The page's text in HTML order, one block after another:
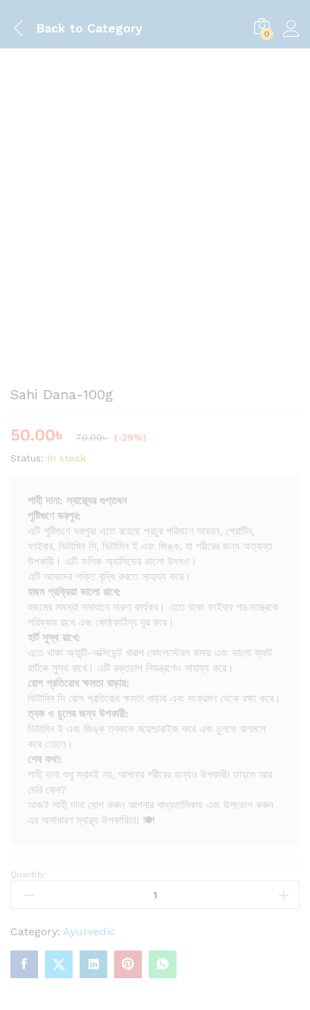
Back to Category 0
Sahi Dana-100g
50.00৳ 70.00৳ (-29%)
Status: In stock
শাহী দানা: স্বাস্থ্যের গুপ্তধন
পুষ্টিগুণে ভরপুর:
এটি পুষ্টিগুণে ভরপুর! এতে রয়েছে প্রচুর পরিমাণে আয়রন, প্রোটিন,
ফাইবার, ভিটামিন সি, ভিটামিন ই এবং জিঙ্ক, যা শরীরের জন্য অত্যন্ত
উপকারী। এটি ফলিক অ্যাসিডের ভালো উৎসও।
এটি আমাদের শক্তি বৃদ্ধি করতে সাহায্য করে।
হজম প্রক্রিয়া ভালো রাখে:
হজমের সমস্যা সমাধানে দারুণ কার্যকর। এতে থাকা ফাইবার পাচনতন্ত্রকে
পরিষ্কার রাখে এবং কোষ্ঠকাঠিন্য দূর করে।
হার্ট সুস্থ রাখে:
এতে থাকা অ্যান্টি-অক্সিডেন্ট খারাপ কোলেস্টেরল কমায় এবং ভালো ফ্যাট
হার্টকে সুস্থ রাখে। এটি রক্তচাপ নিয়ন্ত্রণেও সাহায্য করে।
রোগ প্রতিরোধ ক্ষমতা বাড়ায়:
ভিটামিন সি রোগ প্রতিরোধ ক্ষমতা বাড়ায় এবং সংক্রমণ থেকে রক্ষা করে।
ত্বক ও চুলের জন্য উপকারী:
ভিটামিন ই এবং জিঙ্ক ত্বককে ময়েশ্চারাইজ করে এবং চুলকে ঝলমলে
করে তোলে।
শেষ কথা:
শাহী দানা শুধু স্বাদই নয়, আপনার শরীরের জন্যও উপকারী! তাহলে আর
দেরি কেন?
আজই শাহী দানা যোগ করুন আপনার খাদ্যতালিকায় এবং উপভোগ করুন
এর অসাধারণ স্বাস্থ্য উপকারিতা! 🍽️
S
i
D
n
Quantity:
Category: Ayurvedic